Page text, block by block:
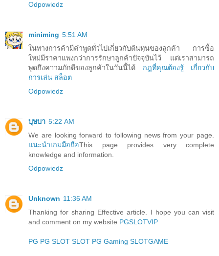
Odpowiedz
miniming 5:51 AM
ในทางการค้ามีคำพูดทั่วไปเกี่ยวกับต้นทุนของลูกค้า การซื้อ
ใหม่มีราคาแพงกว่าการรักษาลูกค้าปัจจุบันไว้ แต่เราสามารถ
พูดถึงความภักดีของลูกค้าในวันนี้ได้ กฎที่คุณต้องรู้ เกี่ยวกับ
การเล่น สล็อต
Odpowiedz
บุษบา 5:22 AM
We are looking forward to following news from your page.
แนะนำเกมมือถือThis page provides very complete
knowledge and information.
Odpowiedz
Unknown 11:36 AM
Thanking for sharing Effective article. I hope you can visit
and comment on my website PGSLOTVIP
PG PG SLOT SLOT PG Gaming SLOTGAME